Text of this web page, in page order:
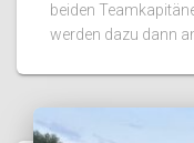
beiden
werden dazu dann